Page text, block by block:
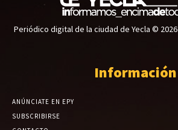
Periódico digital de la ciudad de Yecla © 2026
Información
ANÚNCIATE EN EPY
SUBSCRIBIRSE